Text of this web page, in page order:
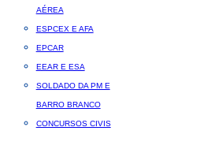
AÉREA
ESPCEX E AFA
EPCAR
EEAR E ESA
SOLDADO DA PM E
BARRO BRANCO
CONCURSOS CIVIS